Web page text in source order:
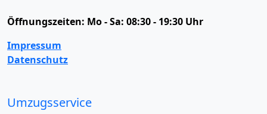
Öffnungszeiten: Mo - Sa: 08:30 - 19:30 Uhr
Impressum
Datenschutz
Umzugsservice